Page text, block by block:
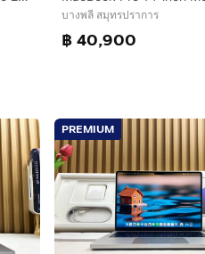
บางพลี สมุทรปราการ
฿ 40,900
PREMIUM